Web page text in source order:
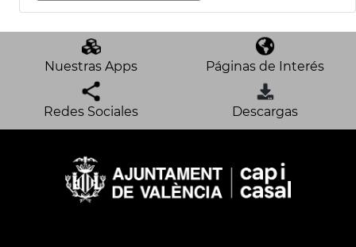
Nuestras Apps Páginas de Interés
Redes Sociales Descargas